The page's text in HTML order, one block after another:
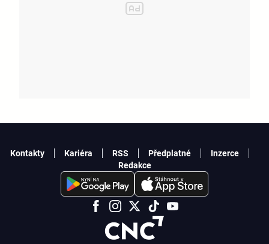
Kontakty Kariéra RSS Předplatné
Inzerce
Redakce